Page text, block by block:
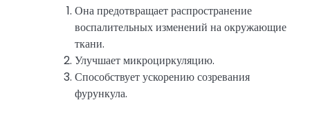
Она предотвращает распространение
воспалительных изменений на окружающие
ткани.
Улучшает микроциркуляцию.
Способствует ускорению созревания
фурункула.